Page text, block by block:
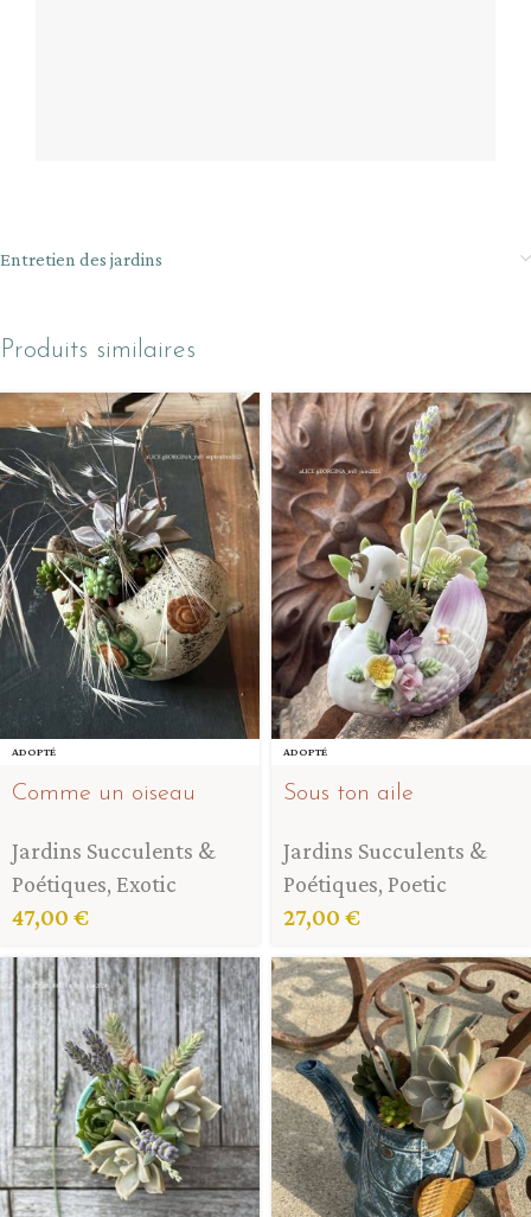
Entretien des jardins
Produits similaires
ADOPTÉ
Comme un oiseau
Jardins Succulents &
Poétiques, Exotic
47,00 €
ADOPTÉ
Sous ton aile
Jardins Succulents &
Poétiques, Poetic
27,00 €